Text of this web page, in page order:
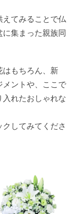
えてみることで仏
集まった親族同
はもちろん、新
メントや、ここで
入れたおしゃれな
してみてくださ